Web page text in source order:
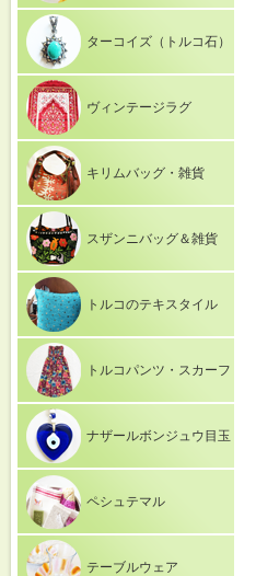
ターコイズ（トルコ石）
ヴィンテージラグ
キリムバッグ・雑貨
スザンニバッグ＆雑貨
トルコのテキスタイル
トルコパンツ・スカーフ
ナザールボンジュウ目玉
ペシュテマル
テーブルウェア